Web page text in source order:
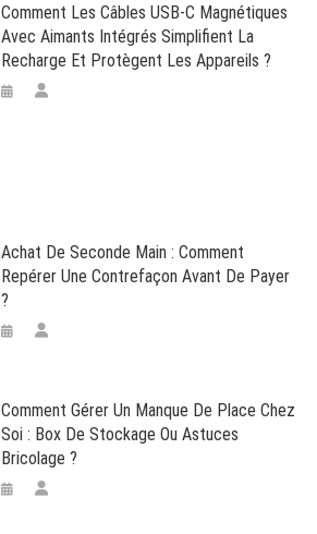
Comment Les Câbles USB-C Magnétiques
Avec Aimants Intégrés Simplifient La
Recharge Et Protègent Les Appareils ?
Achat De Seconde Main : Comment
Repérer Une Contrefaçon Avant De Payer
?
Comment Gérer Un Manque De Place Chez
Soi : Box De Stockage Ou Astuces
Bricolage ?